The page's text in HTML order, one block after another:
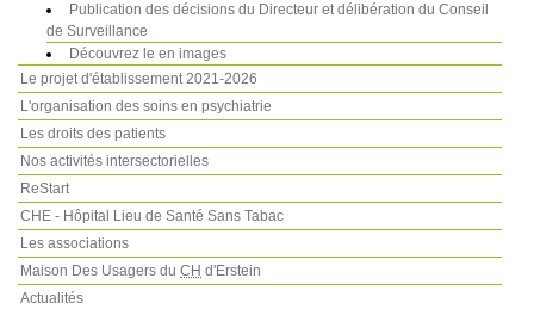
Publication des décisions du Directeur et délibération du Conseil
de Surveillance
Découvrez le en images
Le projet d'établissement 2021-2026
L'organisation des soins en psychiatrie
Les droits des patients
Nos activités intersectorielles
ReStart
CHE - Hôpital Lieu de Santé Sans Tabac
Les associations
Maison Des Usagers du CH d'Erstein
Actualités